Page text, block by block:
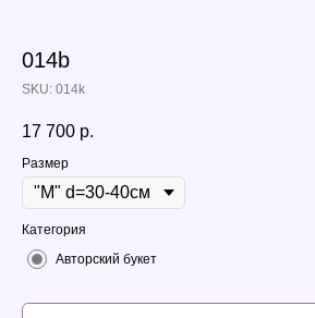
014b
SKU: 014k
17 700 р.
Размер
Категория
Авторский букет